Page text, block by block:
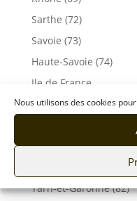
Nous utilisons des cookies
Sarthe (72)
Savoie (73)
Haute-Savoie (74)
Ile de France
Seine-Maritime (76)
Somme (80)
Tarn-et-Garonne (82)